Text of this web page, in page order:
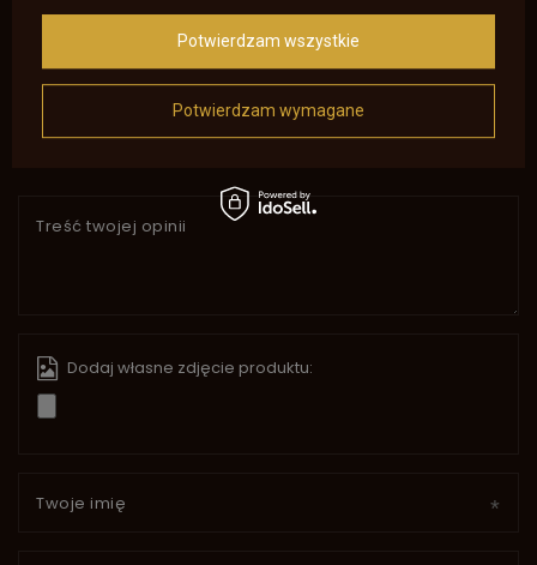
NAPISZ SWOJĄ OPINIĘ
Twoja ocena:
5/5
Treść twojej opinii
Dodaj własne zdjęcie produktu:
Twoje imię
Potwierdzam wymagane
Potwierdzam wszystkie